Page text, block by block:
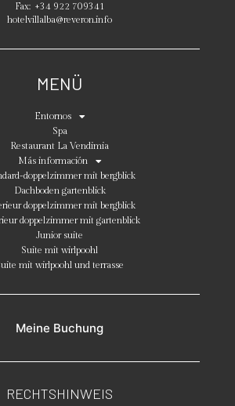
Fax: +34 922 709341
hotelvillalba@reveron.info
MENÜ
Entornos
Spa
Restaurant La Vendimia
Más información
doppelzimmer mit bergblick
Dachboden gartenblick
doppelzimmer mit bergblick
doppelzimmer mit gartenblick
Junior suite
Suite mit wirlpoohl
mit wirlpoohl und terrasse
Meine Buchung
RECHTSHINWEIS